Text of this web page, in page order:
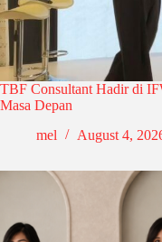
TBF Consultant Hadir di
Masa Depan
mel
August 4,